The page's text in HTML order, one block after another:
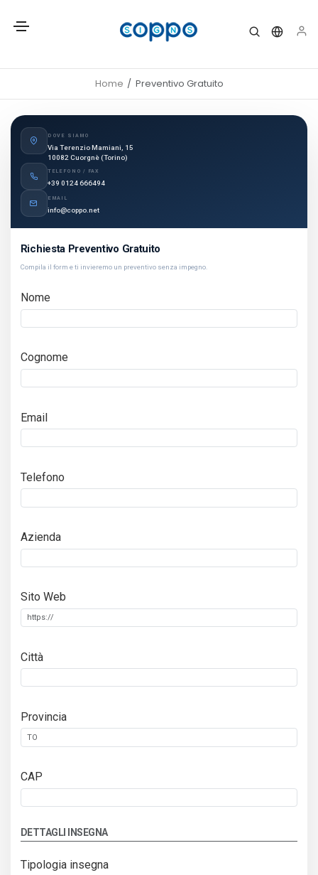
Home Preventivo Gratuito
DOVE SIAMO
Via Terenzio Mamiani, 15
10082 Cuorgnè (Torino)
TELEFONO / FAX
+39 0124 666494
EMAIL
info@coppo.net
Richiesta Preventivo Gratuito
Compila il form e ti invieremo un preventivo senza impegno.
Nome
Cognome
Email
Telefono
Azienda
Sito Web
Città
Provincia
CAP
DETTAGLI INSEGNA
Tipologia insegna